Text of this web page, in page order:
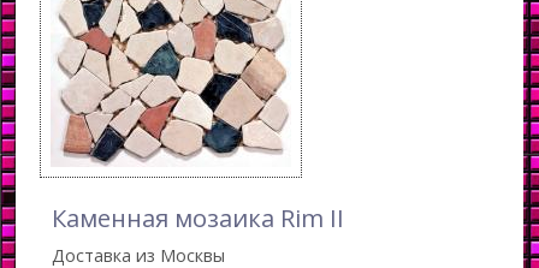
Каменная мозаика Rim II
Доставка из Москвы